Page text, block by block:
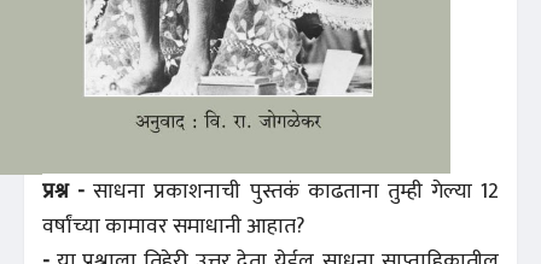
प्रश्न -साधना प्रकाशनाची पुस्तकं काढताना तुम्ही गेल्या 12
वर्षांच्या कामावर समाधानी आहात?